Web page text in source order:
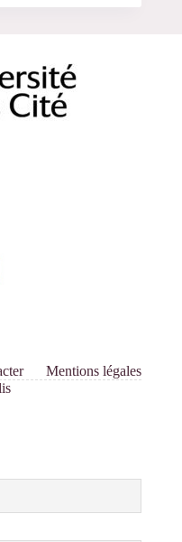
Mentions légales